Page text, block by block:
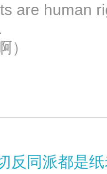
are human
）
反同派都是